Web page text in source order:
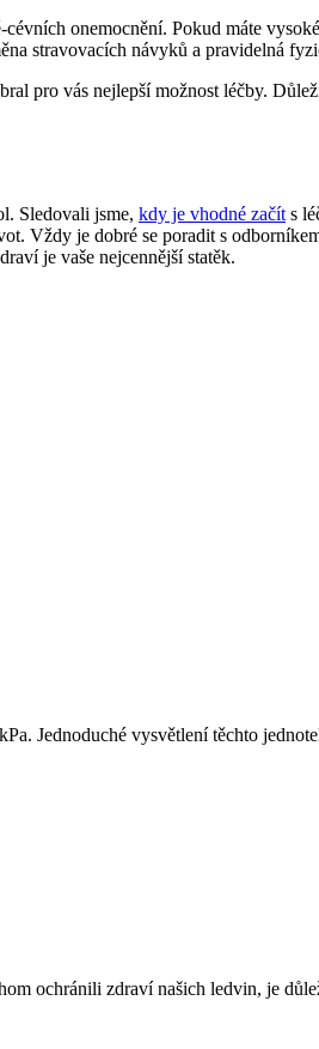
onemocnění. Pokud máte
stravovacích návyků a pravidelná
pro vás nejlepší možnost léčby.
Sledovali jsme, kdy je vhodné začít s
Vždy je dobré se poradit s
je vaše nejcennější statěk.
Jednoduché vysvětlení těchto
ochránili zdraví našich ledvin, je